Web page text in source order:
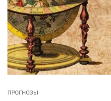
ПРОГНОЗЫ